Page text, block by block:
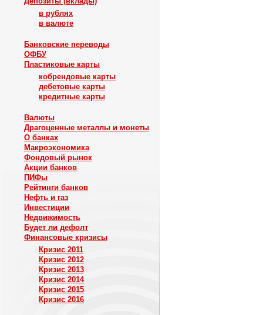
в рублях
в валюте
Банковские переводы
ОФБУ
Пластиковые карты
кобрендовые карты
дебетовые карты
кредитные карты
Валюты
Драгоценные металлы и монеты
О банках
Макроэкономика
Фондовый рынок
Акции банков
ПИФы
Рейтинги банков
Нефть и газ
Инвестиции
Недвижимость
Будет ли дефолт
Финансовые кризисы
Кризис 2011
Кризис 2012
Кризис 2013
Кризис 2014
Кризис 2015
Кризис 2016